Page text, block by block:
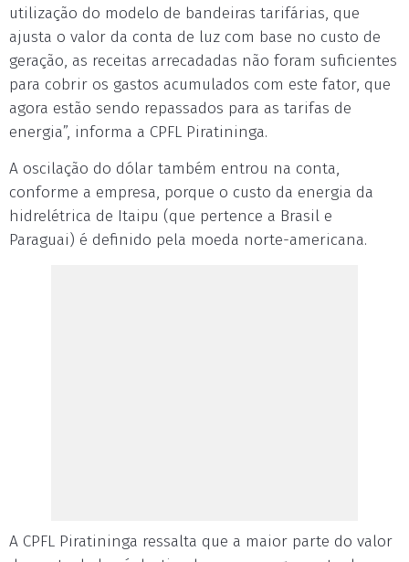
utilização do modelo de bandeiras tarifárias, que
ajusta o valor da conta de luz com base no custo de
geração, as receitas arrecadadas não foram suficientes
para cobrir os gastos acumulados com este fator, que
agora estão sendo repassados para as tarifas de
energia”, informa a CPFL Piratininga.
A oscilação do dólar também entrou na conta,
conforme a empresa, porque o custo da energia da
hidrelétrica de Itaipu (que pertence a Brasil e
Paraguai) é definido pela moeda norte-americana.
A CPFL Piratininga ressalta que a maior parte do valor